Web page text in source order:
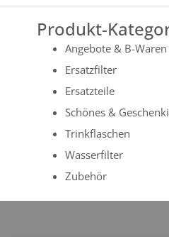
Produkt-
Angebote & B-Waren
Ersatzfilter
Ersatzteile
Schönes &
Trinkflaschen
Wasserfilter
Zubehör